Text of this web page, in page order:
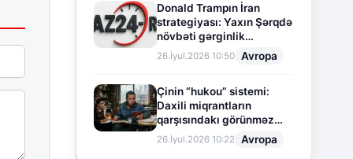
Donald Trampın İran
strategiyası: Yaxın Şərqdə
növbəti gərginlik
mərhələsi
26.İyul.2026 10:50 Avropa
Çinin “hukou” sistemi:
Daxili miqrantların
qarşısındakı görünməz
sədd
26.İyul.2026 10:22 Avropa